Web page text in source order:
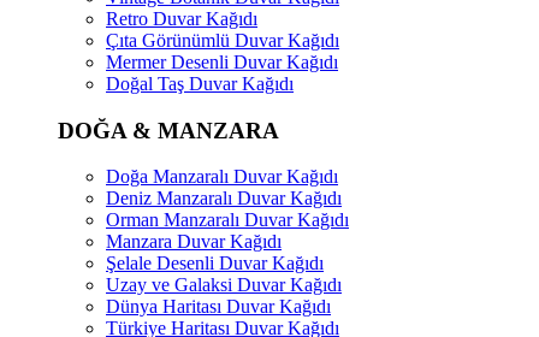
Retro Duvar Kağıdı
Çıta Görünümlü Duvar Kağıdı
Mermer Desenli Duvar Kağıdı
Doğal Taş Duvar Kağıdı
DOĞA & MANZARA
Doğa Manzaralı Duvar Kağıdı
Deniz Manzaralı Duvar Kağıdı
Orman Manzaralı Duvar Kağıdı
Manzara Duvar Kağıdı
Şelale Desenli Duvar Kağıdı
Uzay ve Galaksi Duvar Kağıdı
Dünya Haritası Duvar Kağıdı
Türkiye Haritası Duvar Kağıdı